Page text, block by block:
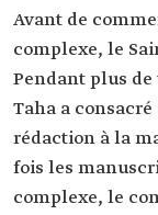
Avant de
complexe, le
Pendant plus
Taha a
rédaction à la
fois les
complexe, le